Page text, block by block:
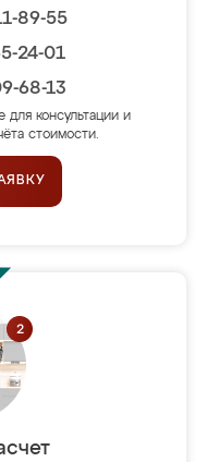
89-55
24-01
68-13
для консультации и
стоимости.